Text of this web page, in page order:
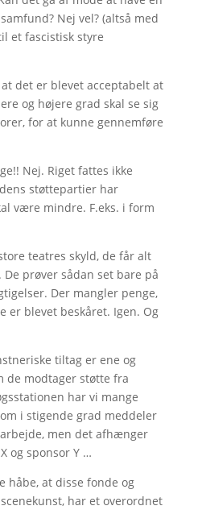
Nej vel? (altså med
et fascistisk styre
det er blevet acceptabelt at
og højere grad skal se sig
for at kunne gennemføre
Nej. Riget fattes ikke
støttepartier har
være mindre. F.eks. i form
teatres skyld, de får alt
prøver sådan set bare på
Der mangler penge,
blevet beskåret. Igen. Og
tiltag er ene og
de modtager støtte fra
har vi mange
i stigende grad meddeler
men det afhænger
og sponsor Y …
håbe, at disse fonde og
har et overordnet